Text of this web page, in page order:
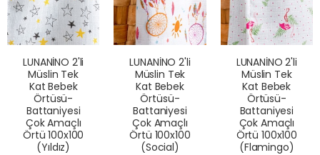
LUNANİNO 2'li
Müslin Tek
Kat Bebek
Örtüsü-
Battaniyesi
Çok Amaçlı
Örtü 100x100
(Yıldız)
LUNANİNO 2'li
Müslin Tek
Kat Bebek
Örtüsü-
Battaniyesi
Çok Amaçlı
Örtü 100x100
(Social)
LUNANİNO 2'li
Müslin Tek
Kat Bebek
Örtüsü-
Battaniyesi
Çok Amaçlı
Örtü 100x100
(Flamingo)